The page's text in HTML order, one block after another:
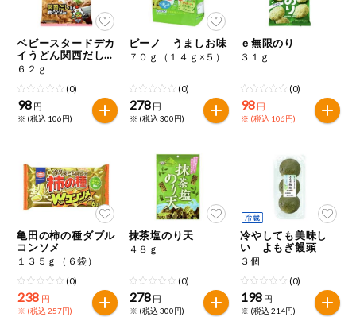
ベビースタードデカ
イうどん関西だし風
肉うどん味
６２ｇ
(0)
98 円
※ (税込 106円)
ビーノ うましお味
７０ｇ（１４ｇ×５）
(0)
278 円
※ (税込 300円)
ｅ無限のり
３１ｇ
(0)
98 円
※ (税込 106円)
亀田の柿の種ダブル
コンソメ
１３５ｇ（６袋）
(0)
238 円
※ (税込 257円)
抹茶塩のり天
４８ｇ
(0)
278 円
※ (税込 300円)
冷やしても美味し
い よもぎ饅頭
３個
(0)
198 円
※ (税込 214円)